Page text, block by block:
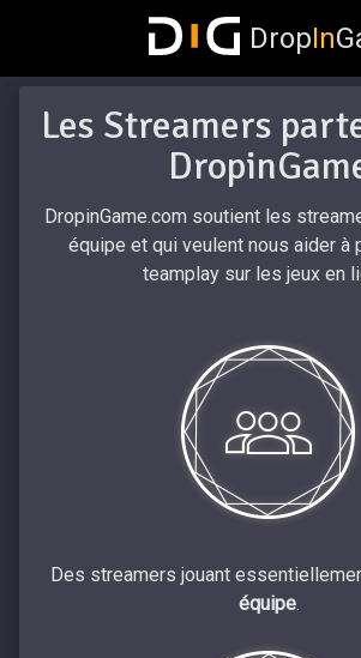
DropIn
Les Streamers
DropinGame.com soutient les
équipe et qui veulent nous aider à
teamplay sur les jeux en
Des streamers jouant
équipe.